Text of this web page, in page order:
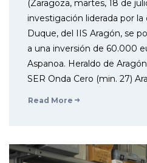
(Zaragoza, martes, 18 de
investigación liderada por
Duque, del IIS Aragón, se
a una inversión de 60.000
Aspanoa. Heraldo de
SER Onda Cero (min. 27)
Read More